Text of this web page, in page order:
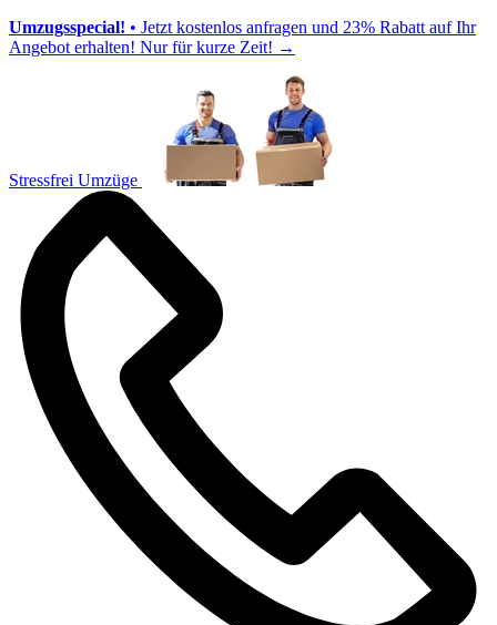
Umzugsspecial! • Jetzt kostenlos anfragen und 23% Rabatt auf Ihr
Angebot erhalten! Nur für kurze Zeit! →
Stressfrei Umzüge